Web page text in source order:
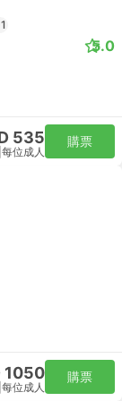
5.0
535
每位成人
購票
1050
每位成人
購票